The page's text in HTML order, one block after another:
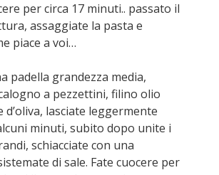
per circa 17 minuti.. passato il
assaggiate la pasta e
piace a voi…
padella grandezza media,
a pezzettini, filino olio
lasciate leggermente
minuti, subito dopo unite i
schiacciate con una
di sale. Fate cuocere per